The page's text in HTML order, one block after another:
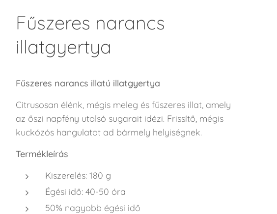
Fűszeres narancs
illatgyertya
Fűszeres narancs illatú illatgyertya
Citrusosan élénk, mégis meleg és fűszeres illat, amely
az őszi napfény utolsó sugarait idézi. Frissítő, mégis
kuckózós hangulatot ad bármely helyiségnek.
Termékleírás
Kiszerelés: 180 g
Égési idő: 40-50 óra
50% nagyobb égési idő